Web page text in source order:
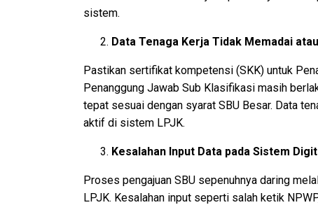
sistem.
Data Tenaga Kerja Tidak Memadai
Pastikan sertifikat kompetensi (SKK) untuk
Penanggung Jawab Sub Klasifikasi masih
tepat sesuai dengan syarat SBU Besar. Data
aktif di sistem LPJK.
Kesalahan Input Data pada Sistem
Proses pengajuan SBU sepenuhnya daring
LPJK. Kesalahan input seperti salah ketik